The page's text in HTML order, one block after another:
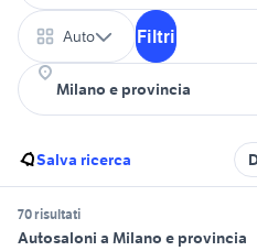
Auto Filtri
Salva ricerca
70 risultati
Autosaloni a Milano e provincia